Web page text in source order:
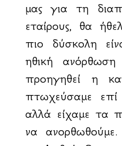
μας για τη
εταίρους, θα
πιο δύσκολη
ηθική
προηγηθεί η
πτωχεύσαμε
αλλά είχαμε τα
να